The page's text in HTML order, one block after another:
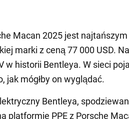
Macan 2025 jest
marki z ceną 77 000 USD.
w historii Bentleya. W sieci
jak mógłby on wyglądać.
Bentleya,
platformie PPE z Porsche